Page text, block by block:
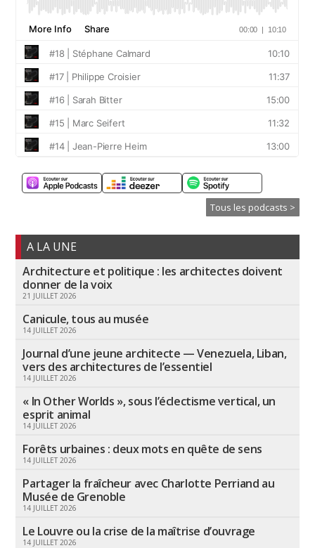
Tous les podcasts >
A LA UNE
Architecture et politique : les architectes doivent
donner de la voix
21 JUILLET 2026
Canicule, tous au musée
14 JUILLET 2026
Journal d’une jeune architecte — Venezuela, Liban,
vers des architectures de l’essentiel
14 JUILLET 2026
« In Other Worlds », sous l’éclectisme vertical, un
esprit animal
14 JUILLET 2026
Forêts urbaines : deux mots en quête de sens
14 JUILLET 2026
Partager la fraîcheur avec Charlotte Perriand au
Musée de Grenoble
14 JUILLET 2026
Le Louvre ou la crise de la maîtrise d’ouvrage
14 JUILLET 2026